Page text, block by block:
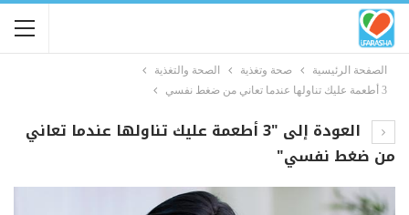
الصفحة الرئيسية صحة وتغذية
الصحة والتغذية
3 أطعمة عليك تناولها عندما تعاني من ضغط نفسي
العودة إلى "3 أطعمة عليك تناولها عندما تعاني
من ضغط نفسي"